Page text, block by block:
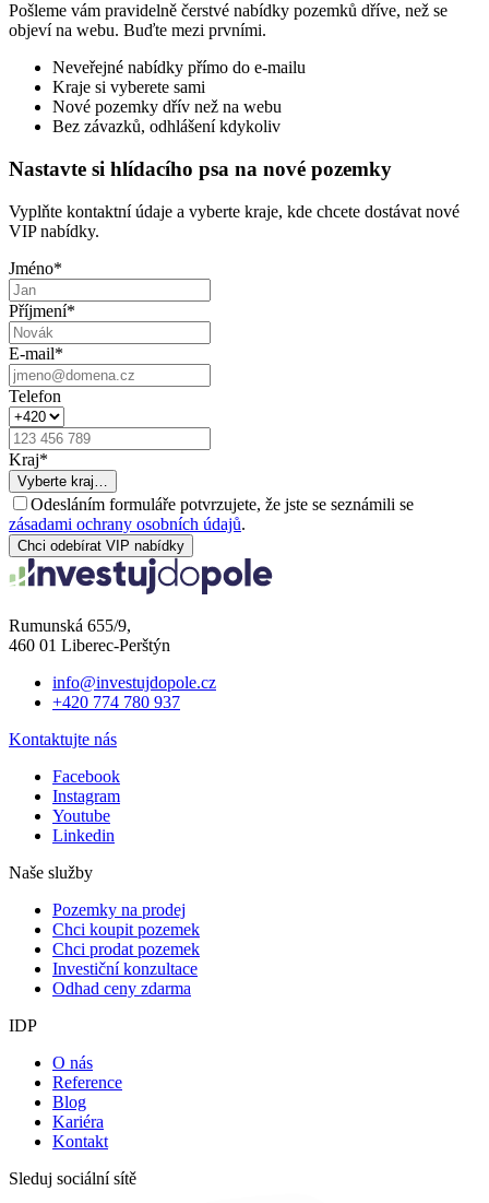
Pošleme vám pravidelně čerstvé nabídky pozemků dříve, než se
objeví na webu. Buďte mezi prvními.
Neveřejné nabídky přímo do e-mailu
Kraje si vyberete sami
Nové pozemky dřív než na webu
Bez závazků, odhlášení kdykoliv
Nastavte si hlídacího psa na nové pozemky
Vyplňte kontaktní údaje a vyberte kraje, kde chcete dostávat nové
VIP nabídky.
Jméno*
Příjmení*
E-mail*
Telefon
Kraj*
Vyberte kraj…
Odesláním formuláře potvrzujete, že jste se seznámili se
zásadami ochrany osobních údajů.
Chci odebírat VIP nabídky
Rumunská 655/9,
460 01 Liberec-Perštýn
info@investujdopole.cz
+420 774 780 937
Kontaktujte nás
Facebook
Instagram
Youtube
Linkedin
Naše služby
Pozemky na prodej
Chci koupit pozemek
Chci prodat pozemek
Investiční konzultace
Odhad ceny zdarma
IDP
O nás
Reference
Blog
Kariéra
Kontakt
Sleduj sociální sítě